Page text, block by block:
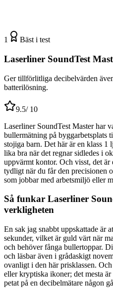
1 Bäst i test
Laserliner SoundTest
Ger tillförlitliga decibelvärden
batterilösning.
9.5/ 10
Laserliner SoundTest Master har
bullermätning på byggarbetsplats
stojiga barn. Det här är en klass 1
lika bra när det regnar sidledes i
uppvärmt kontor. Och visst, det
tydligt när du får den precisionen
som jobbar med arbetsmiljö eller
Så funkar Laserliner
verkligheten
En sak jag snabbt uppskattade är
sekunder, vilket är guld värt när
och behöver fånga bullertoppar.
och läsbar även i grådaskigt
ovanligt i den här prisklassen.
eller kryptiska ikoner; det mesta
petat på en decibelmätare någon